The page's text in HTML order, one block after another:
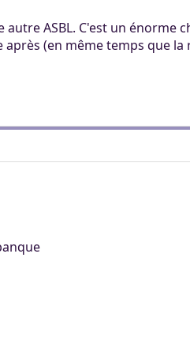
ASBL. C'est un énorme
(en même temps que